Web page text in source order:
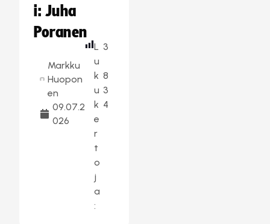
i: Juha
Poranen
Markku
Huopon
en
09.07.2
026
L
u
k
u
k
e
r
t
o
j
a
:
3
8
3
4